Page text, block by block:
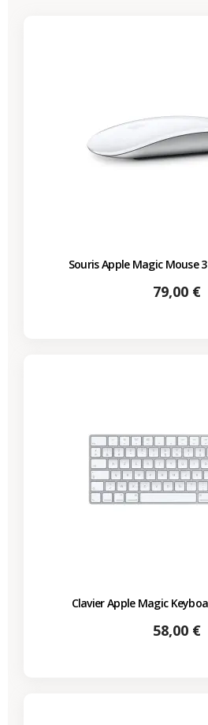
Souris Apple Magic Mouse
Prix
79,00 €
Clavier Apple Magic
Prix
58,00 €